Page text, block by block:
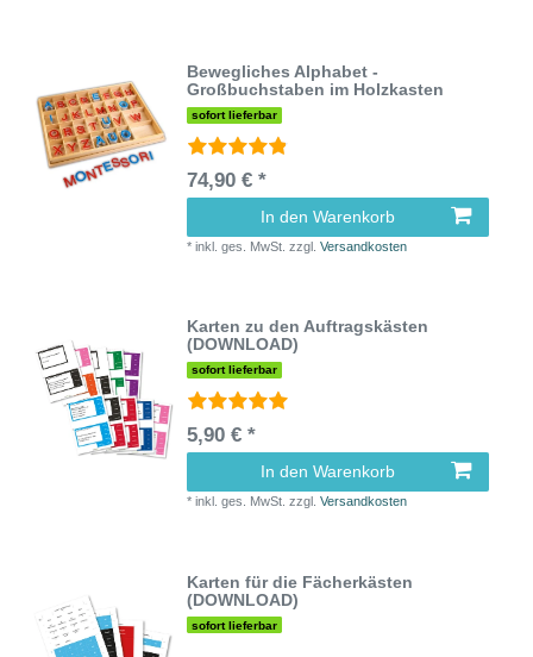
Bewegliches Alphabet -
Großbuchstaben im Holzkasten
sofort lieferbar
74,90 € *
In den Warenkorb
*inkl. ges. MwSt. zzgl.Versandkosten
Karten zu den Auftragskästen
(DOWNLOAD)
sofort lieferbar
5,90 € *
In den Warenkorb
*inkl. ges. MwSt. zzgl.Versandkosten
Karten für die Fächerkästen
(DOWNLOAD)
sofort lieferbar